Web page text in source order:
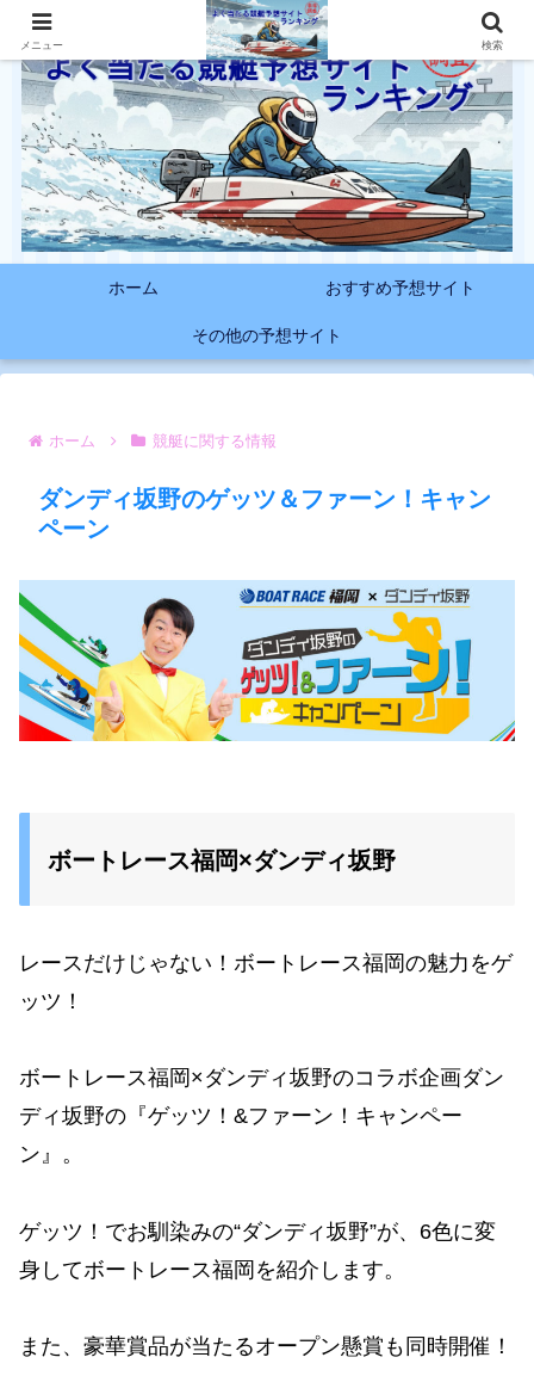
ホーム おすすめ予想サイト
その他の予想サイト
ホーム 競艇に関する情報
ダンディ坂野のゲッツ＆ファーン！キャン
ペーン
ボートレース福岡×ダンディ坂野
レースだけじゃない！ボートレース福岡の魅力をゲ
ッツ！
ボートレース福岡×ダンディ坂野のコラボ企画ダン
ディ坂野の『ゲッツ！&ファーン！キャンペー
ン』。
ゲッツ！でお馴染みの“ダンディ坂野”が、6色に変
身してボートレース福岡を紹介します。
また、豪華賞品が当たるオープン懸賞も同時開催！
メニュー 検索